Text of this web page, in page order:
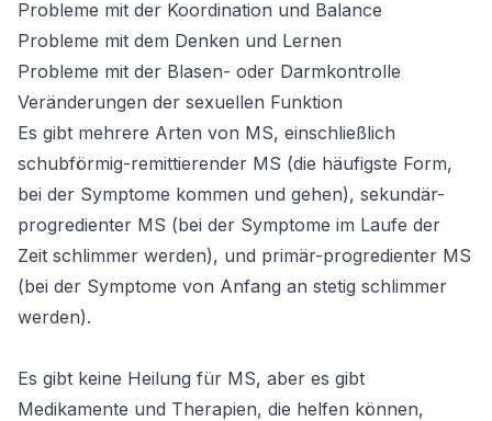
Probleme mit der Koordination und Balance
Probleme mit dem Denken und Lernen
Probleme mit der Blasen- oder Darmkontrolle
Veränderungen der sexuellen Funktion
Es gibt mehrere Arten von MS, einschließlich
schubförmig-remittierender MS (die häufigste Form,
bei der Symptome kommen und gehen), sekundär-
progredienter MS (bei der Symptome im Laufe der
Zeit schlimmer werden), und primär-progredienter MS
(bei der Symptome von Anfang an stetig schlimmer
werden).
Es gibt keine Heilung für MS, aber es gibt
Medikamente und Therapien, die helfen können,